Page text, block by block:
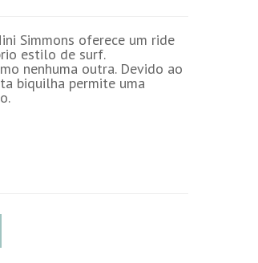
Simmons oferece um ride
estilo de surf.
nenhuma outra. Devido ao
biquilha permite uma